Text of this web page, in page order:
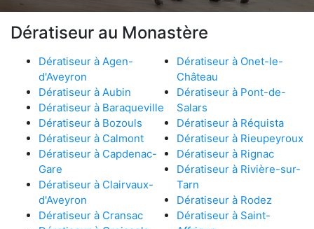
Dératiseur au Monastère
Dératiseur à Agen-
d'Aveyron
Dératiseur à Aubin
Dératiseur à Baraqueville
Dératiseur à Bozouls
Dératiseur à Calmont
Dératiseur à Capdenac-
Gare
Dératiseur à Clairvaux-
d'Aveyron
Dératiseur à Cransac
Dératiseur à Onet-le-
Château
Dératiseur à Pont-de-
Salars
Dératiseur à Réquista
Dératiseur à Rieupeyroux
Dératiseur à Rignac
Dératiseur à Rivière-sur-
Tarn
Dératiseur à Rodez
Dératiseur à Saint-